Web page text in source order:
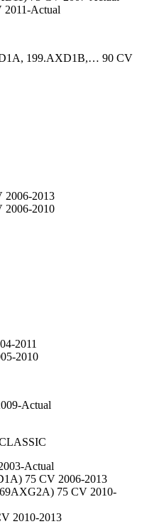
Actual
199.AXD1B,… 90 CV
2006-2013
2006-2010
2011
2010
Actual
Actual
75 CV 2006-2013
75 CV 2010-
2010-2013